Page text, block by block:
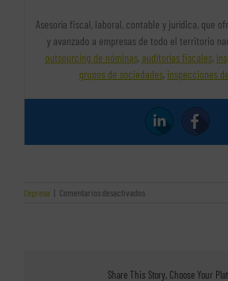
Asesoría fiscal, laboral, contable y jurídica, que
y avanzado a empresas de todo el territorio
outsourcing de nóminas,auditorías fiscales,
grupos de sociedades, inspecciones
Cepresa | Comentarios desactivadosen
de
Share This Story, Choose Your